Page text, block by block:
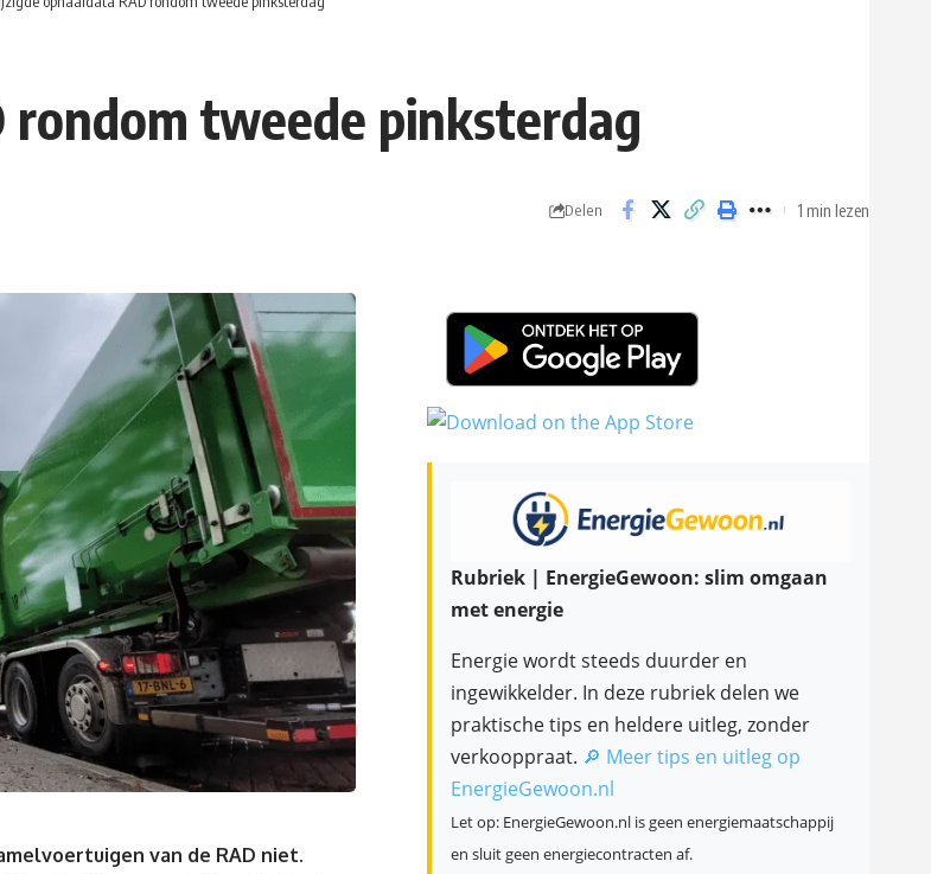
rondom tweede pinksterdag
Delen 1 min lezen
van de RAD niet.
Rubriek | EnergieGewoon: slim omgaan
met energie
Energie wordt steeds duurder en
ingewikkelder. In deze rubriek delen we
praktische tips en heldere uitleg, zonder
verkooppraat. 🔎 Meer tips en uitleg op
EnergieGewoon.nl
Let op: EnergieGewoon.nl is geen energiemaatschappij
en sluit geen energiecontracten af.